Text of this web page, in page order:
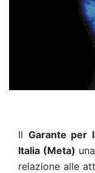
Il Garante per
Italia (Meta)
relazione alle